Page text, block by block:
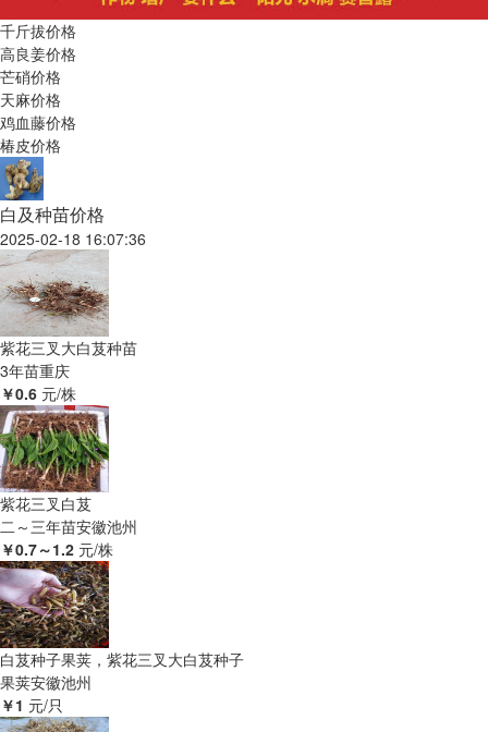
千斤拔价格
高良姜价格
芒硝价格
天麻价格
鸡血藤价格
椿皮价格
白及种苗价格
2025-02-18 16:07:36
紫花三叉大白芨种苗
3年苗重庆
￥0.6 元/株
紫花三叉白芨
二～三年苗安徽池州
￥0.7～1.2 元/株
白芨种子果荚，紫花三叉大白芨种子
果荚安徽池州
￥1 元/只